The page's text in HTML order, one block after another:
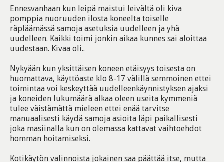
Ennesvanhaan kun leipä maistui leivältä oli kiva
pomppia nuoruuden ilosta koneelta toiselle
räpläämässä samoja asetuksia uudelleen ja yhä
uudelleen. Kaikki toimi jonkin aikaa kunnes sai aloittaa
uudestaan. Kivaa oli..
Nykyään kun yksittäisen koneen etäisyys toisesta on
huomattava, käyttöaste klo 8-17 välillä semmoinen ettei
toimintaa voi keskeyttää uudelleenkäynnistyksen ajaksi
ja koneiden lukumäärä alkaa oleen useita kymmeniä
tulee väistämättä mieleen ettei enää tarvitse
manuaalisesti käydä samoja asioita läpi paikallisesti
joka masiinalla kun on olemassa kattavat vaihtoehdot
homman hoitamiseksi.
Kotikäytön valinnoista jokainen saa päättää itse, mutta